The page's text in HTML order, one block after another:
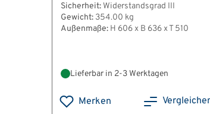
Sicherheit: Widerstandsgrad III
Gewicht: 354.00 kg
Außenmaße: H 606 x B 636 x T 510
Lieferbar in 2-3 Werktagen
Merken